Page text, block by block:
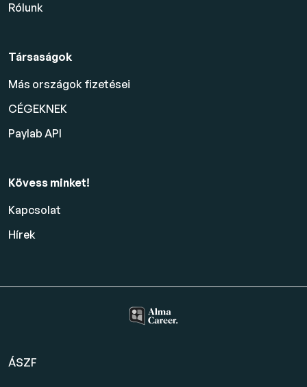
Rólunk
Társaságok
Más országok fizetései
CÉGEKNEK
Paylab API
Kövess minket!
Kapcsolat
Hírek
ÁSZF